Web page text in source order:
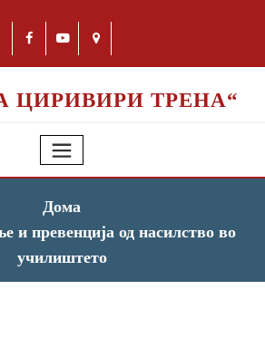
ЦИРИВИРИ ТРЕНА“
Дома
и превенција од насилство во
училиштето